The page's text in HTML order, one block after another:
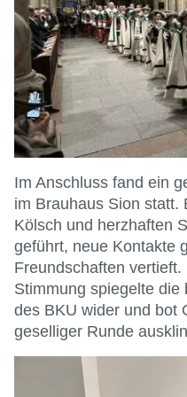
Im Anschluss fand ein
im Brauhaus Sion statt.
Kölsch und herzhaften
geführt, neue Kontakte
Freundschaften
Stimmung spiegelte
des BKU wider und bot
geselliger Runde